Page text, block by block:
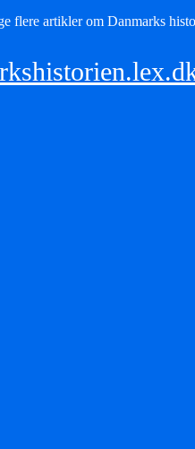
flere artikler om Danmarks